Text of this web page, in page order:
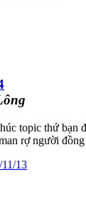
topic thứ bạn
rợ người
11/13